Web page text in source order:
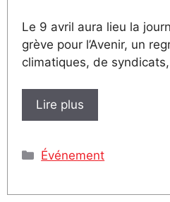
Le 9 avril aura lieu la
grève pour l’Avenir, un
climatiques, de
Lire plus
Catégories
Événement